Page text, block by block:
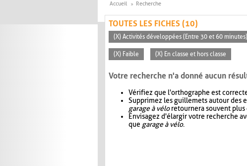
Accueil Recherche
TOUTES LES FICHES (10)
(X) Activités développées (Entre 30 et 60 minutes)
(X) Faible (X) En classe et hors classe
Votre recherche n'a donné aucun
Vérifiez que l'orthographe est
Supprimez les guillemets autour des
garage à véloretournera souvent plus
Envisagez d'élargir votre recherche
que garage à vélo.